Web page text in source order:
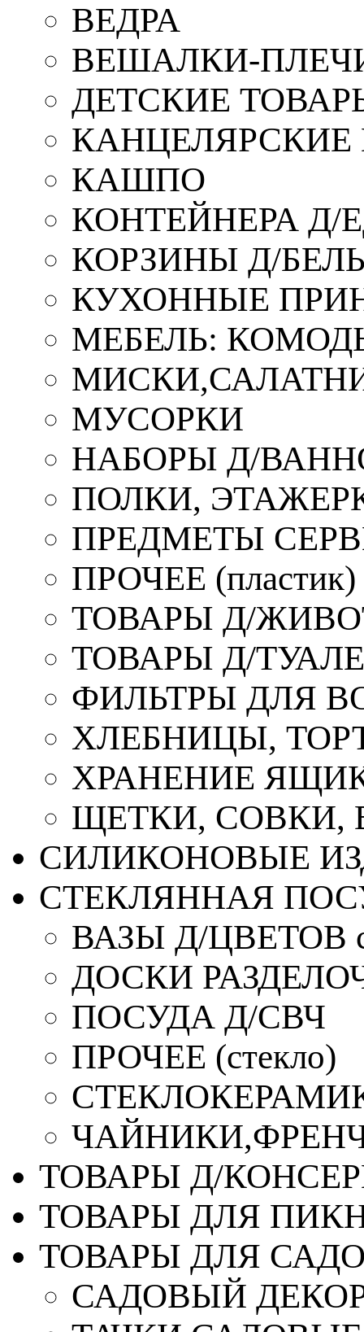
ВЕДРА
ВЕШАЛКИ-
ДЕТСКИЕ
КАШПО
КОНТЕЙНЕРА Д/
КОРЗИНЫ Д/
КУХОННЫЕ
МЕБЕЛЬ:
МУСОРКИ
НАБОРЫ Д/
ПОЛКИ,
ПРЕДМЕТЫ
ПРОЧЕЕ (пластик)
ТОВАРЫ Д/
ТОВАРЫ Д/
ФИЛЬТРЫ ДЛЯ
ХЛЕБНИЦЫ,
ХРАНЕНИЕ
ЩЕТКИ, СОВКИ,
СИЛИКОНОВЫЕ
СТЕКЛЯННАЯ
ВАЗЫ Д/ЦВЕТОВ
ДОСКИ
ПОСУДА Д/СВЧ
ПРОЧЕЕ (стекло)
ТОВАРЫ Д/
ТОВАРЫ ДЛЯ
ТОВАРЫ ДЛЯ
САДОВЫЙ